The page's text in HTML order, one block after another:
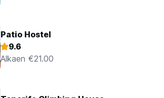
Patio Hostel
9.6
Alkaen €21.00